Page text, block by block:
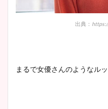
出典：
まるで女優さんのようなル